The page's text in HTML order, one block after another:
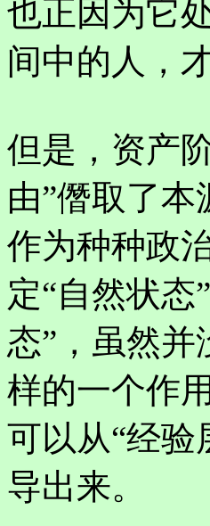
也正因为它
间中的人，
但是，资产
由”僭取了
作为种种政
定“自然状
态”，虽然
样的一个作
可以从“经验
导出来。